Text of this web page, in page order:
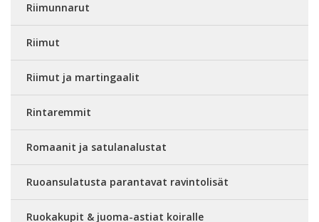
Riimunnarut
Riimut
Riimut ja martingaalit
Rintaremmit
Romaanit ja satulanalustat
Ruoansulatusta parantavat ravintolisät
Ruokakupit & juoma-astiat koiralle